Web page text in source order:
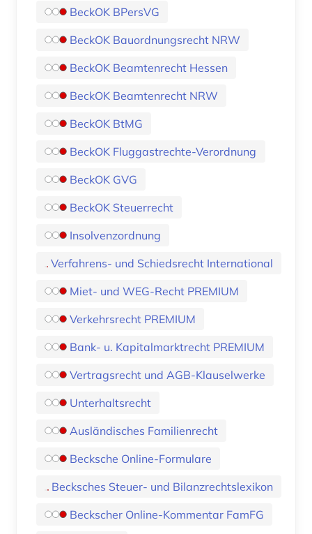
BeckOK BPersVG
BeckOK Bauordnungsrecht NRW
BeckOK Beamtenrecht Hessen
BeckOK Beamtenrecht NRW
BeckOK BtMG
BeckOK Fluggastrechte-Verordnung
BeckOK GVG
BeckOK Steuerrecht
Insolvenzordnung
Verfahrens- und Schiedsrecht International
Miet- und WEG-Recht PREMIUM
Verkehrsrecht PREMIUM
Bank- u. Kapitalmarktrecht PREMIUM
Vertragsrecht und AGB-Klauselwerke
Unterhaltsrecht
Ausländisches Familienrecht
Becksche Online-Formulare
Becksches Steuer- und Bilanzrechtslexikon
Beckscher Online-Kommentar FamFG